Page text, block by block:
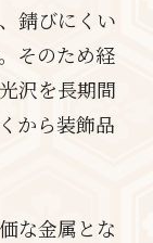
錆びにくい
そのため経
沢を長期間
から装飾品
な金属とな